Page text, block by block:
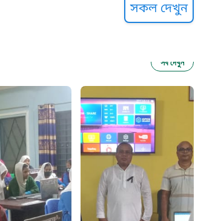
সকল দেখুন
সব দেখুন